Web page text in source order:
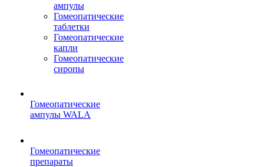
ампулы
Гомеопатические
таблетки
Гомеопатические
капли
Гомеопатические
сиропы
Гомеопатические
ампулы WALA
Гомеопатические
препараты